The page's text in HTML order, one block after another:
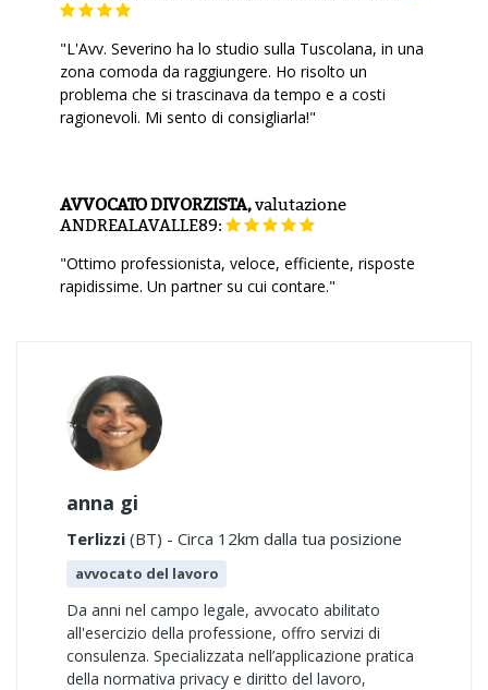
"L'Avv. Severino ha lo studio sulla Tuscolana, in una
zona comoda da raggiungere. Ho risolto un
problema che si trascinava da tempo e a costi
ragionevoli. Mi sento di consigliarla!"
AVVOCATO DIVORZISTA,valutazione
ANDREALAVALLE89:
"Ottimo professionista, veloce, efficiente, risposte
rapidissime. Un partner su cui contare."
anna gi
Terlizzi (BT) - Circa 12km dalla tua posizione
avvocato del lavoro
Da anni nel campo legale, avvocato abilitato
all'esercizio della professione, offro servizi di
consulenza. Specializzata nell’applicazione pratica
della normativa privacy e diritto del lavoro,